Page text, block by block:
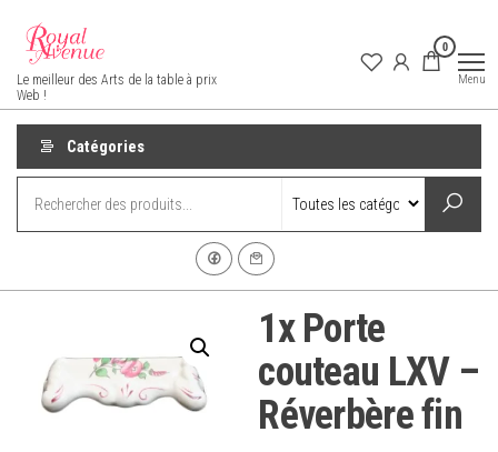
contenu
Royal Avenue
Le meilleur des Arts de la table à prix
Web !
0
Menu
Catégories
1x Porte
couteau LXV –
Réverbère fin